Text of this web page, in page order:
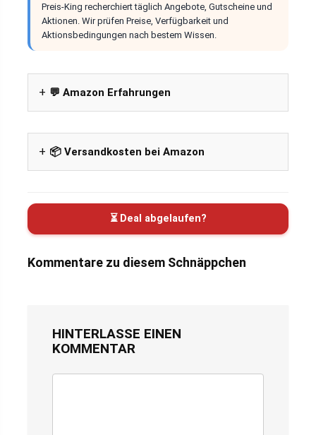
Preis-King recherchiert täglich Angebote, Gutscheine und
Aktionen. Wir prüfen Preise, Verfügbarkeit und
Aktionsbedingungen nach bestem Wissen.
💬 Amazon Erfahrungen
📦 Versandkosten bei Amazon
⏳ Deal abgelaufen?
Kommentare zu diesem Schnäppchen
HINTERLASSE EINEN
KOMMENTAR